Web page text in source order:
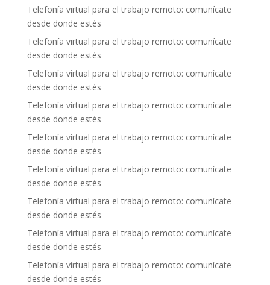
Telefonía virtual para el trabajo remoto: comunícate
desde donde estés
Telefonía virtual para el trabajo remoto: comunícate
desde donde estés
Telefonía virtual para el trabajo remoto: comunícate
desde donde estés
Telefonía virtual para el trabajo remoto: comunícate
desde donde estés
Telefonía virtual para el trabajo remoto: comunícate
desde donde estés
Telefonía virtual para el trabajo remoto: comunícate
desde donde estés
Telefonía virtual para el trabajo remoto: comunícate
desde donde estés
Telefonía virtual para el trabajo remoto: comunícate
desde donde estés
Telefonía virtual para el trabajo remoto: comunícate
desde donde estés